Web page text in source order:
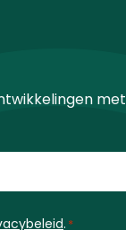
met
. *